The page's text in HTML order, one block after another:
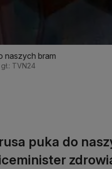
naszych bram
TVN24
puka do